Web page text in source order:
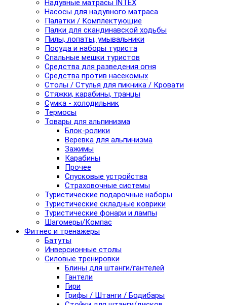
Надувные матрасы INTEX
Насосы для надувного матраса
Палатки / Комплектующие
Палки для скандинавской ходьбы
Пилы, лопаты, умывальники
Посуда и наборы туриста
Спальные мешки туристов
Средства для разведения огня
Средства против насекомых
Столы / Стулья для пикника / Кровати
Стяжки, карабины, транцы
Сумка - холодильник
Термосы
Товары для альпинизма
Блок-ролики
Веревка для альпинизма
Зажимы
Карабины
Прочее
Спусковые устройства
Страховочные системы
Туристические подарочные наборы
Туристические складные коврики
Туристические фонари и лампы
Шагомеры/Компас
Фитнес и тренажеры
Батуты
Инверсионные столы
Силовые тренировки
Блины для штанги/гантелей
Гантели
Гири
Грифы / Штанги / Бодибары